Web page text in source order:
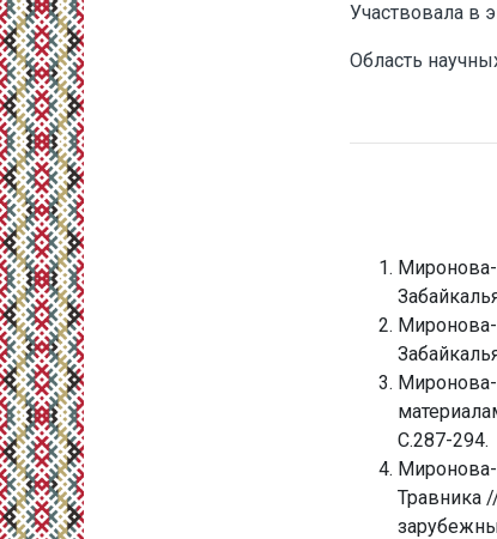
Участвовала в
Область
С.287-294.
Травника